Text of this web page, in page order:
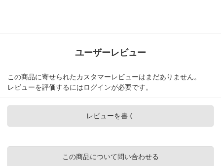
ユーザーレビュー
この商品に寄せられたカスタマーレビューはまだありません。
レビューを評価するにはログインが必要です。
レビューを書く
この商品について問い合わせる